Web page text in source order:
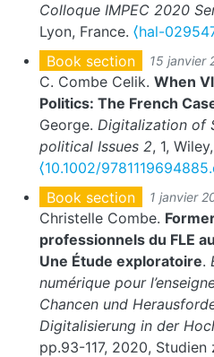
Colloque IMPEC 2020
Lyon, France. ⟨hal-
Book section
15 janvier
C. Combe Celik. When
Politics: The French
George. Digitalization of
political Issues 2, 1,
⟨10.1002/
Book section
1 janvier
Christelle Combe.
professionnels du FLE
Une Étude exploratoire.
numérique pour
Chancen und
Digitalisierung in der
pp.93-117, 2020,